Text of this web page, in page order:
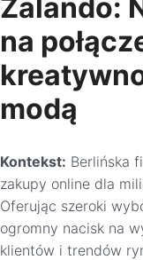
Zalando:
na
modą
Kontekst: Berlińska
zakupy online dla
Oferując szeroki
ogromny nacisk na
klientów i trendów